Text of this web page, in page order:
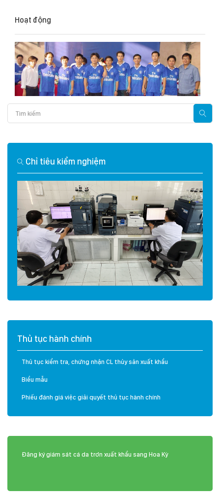
Hoạt động
Chỉ tiêu kiểm nghiệm
Thủ tục hành chính
Thủ tục kiểm tra, chứng nhận CL thủy sản xuất khẩu
Biểu mẫu
Phiếu đánh giá việc giải quyết thủ tục hành chính
Đăng ký giám sát cá da trơn xuất khẩu sang Hoa Kỳ